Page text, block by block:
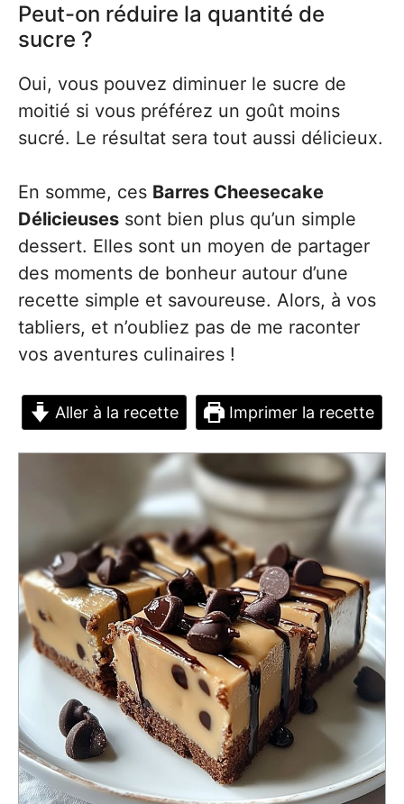
Peut-on réduire la quantité de
sucre ?
Oui, vous pouvez diminuer le sucre de
moitié si vous préférez un goût moins
sucré. Le résultat sera tout aussi délicieux.
En somme, ces Barres Cheesecake
Délicieuses sont bien plus qu’un simple
dessert. Elles sont un moyen de partager
des moments de bonheur autour d’une
recette simple et savoureuse. Alors, à vos
tabliers, et n’oubliez pas de me raconter
vos aventures culinaires !
Aller à la recette Imprimer la recette